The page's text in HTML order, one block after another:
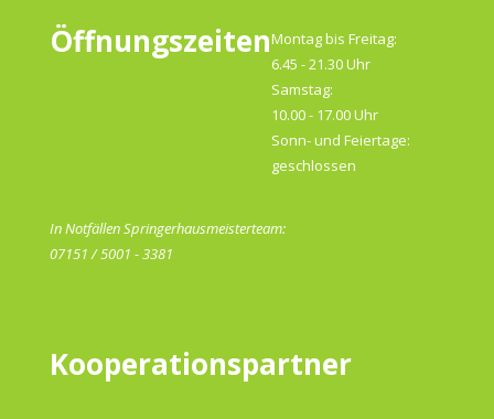
ÖffnungszeitenMontag bis Freitag:
6.45 - 21.30 Uhr
Samstag:
10.00 - 17.00 Uhr
Sonn- und Feiertage:
geschlossen
In Notfällen Springerhausmeisterteam:
07151 / 5001 - 3381
Kooperationspartner